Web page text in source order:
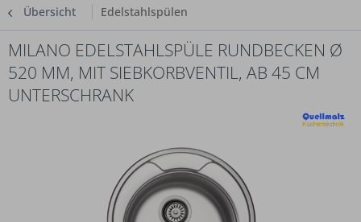
Übersicht Edelstahlspülen
MILANO EDELSTAHLSPÜLE RUNDBECKEN Ø
520 MM, MIT SIEBKORBVENTIL, AB 45 CM
UNTERSCHRANK